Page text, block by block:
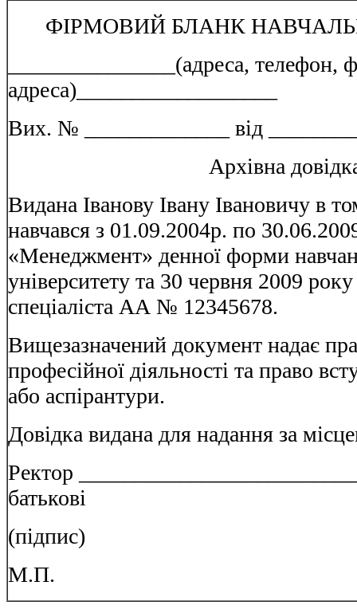
ФІРМОВИЙ БЛАНК
_______________(адреса, телефон,
адреса)__________________
Вих. № _____________ від
Архівна
Видана Іванову Івану Івановичу в
навчався з 01.09.2004р. по
«Менеджмент» денної форми
університету та 30 червня 2009
спеціаліста АА № 12345678.
Вищезазначений документ надає
професійної діяльності та право
або аспірантури.
Довідка видана для надання за
Ректор
батькові
(підпис)
М.П.